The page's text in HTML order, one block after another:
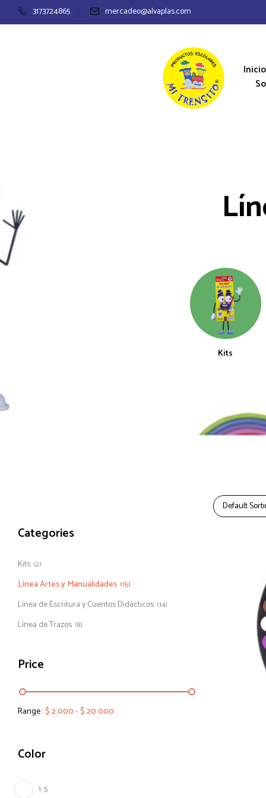
3173724865 mercadeo@alvaplas.com
Inicio
Kits
Categories
Kits (2)
Línea Artes y Manualidades (15)
Línea de Escritura y Cuentos Didácticos (14)
Línea de Trazos (8)
Price
Range :$2.000-$20.000
Color
1 5
Default